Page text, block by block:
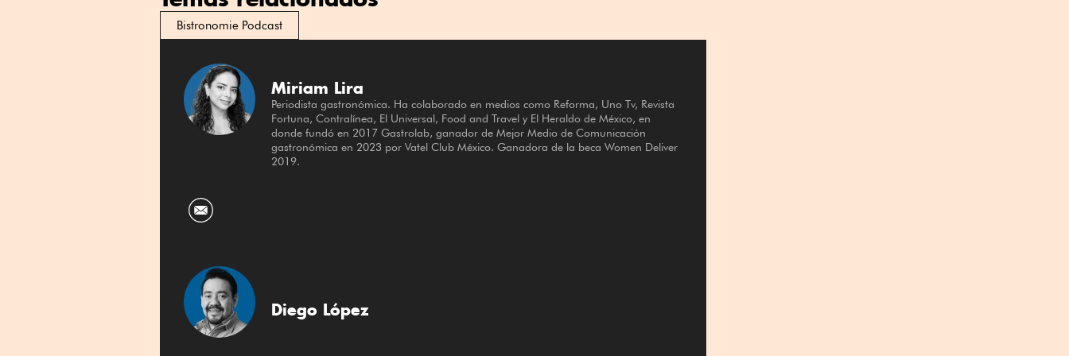
Bistronomie Podcast
Miriam Lira
Periodista gastronómica. Ha colaborado en medios como Reforma, Uno Tv, Revista
Fortuna, Contralínea, El Universal, Food and Travel y El Heraldo de México, en
donde fundó en 2017 Gastrolab, ganador de Mejor Medio de Comunicación
gastronómica en 2023 por Vatel Club México. Ganadora de la beca Women Deliver
2019.
Diego López